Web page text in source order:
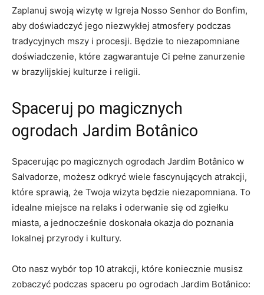
Zaplanuj ‍swoją wizytę w Igreja Nosso Senhor‍ do Bonfim,
aby doświadczyć jego niezwykłej atmosfery podczas
tradycyjnych mszy i procesji. Będzie to niezapomniane⁢
doświadczenie,​ które zagwarantuje Ci pełne zanurzenie
w ‌brazylijskiej kulturze i religii.
Spaceruj‍ po ​magicznych
ogrodach Jardim Botânico
Spacerując po magicznych ogrodach Jardim ⁢Botânico w
Salvadorze, możesz odkryć wiele fascynujących atrakcji,
które​ sprawią, ⁢że Twoja wizyta będzie niezapomniana. To
idealne miejsce na relaks i ‌oderwanie się od zgiełku
miasta, a jednocześnie doskonała okazja do poznania‍
lokalnej przyrody i kultury.
Oto⁤ nasz ⁢wybór top 10 atrakcji, które⁣ koniecznie musisz
zobaczyć podczas spaceru po ogrodach Jardim Botânico: